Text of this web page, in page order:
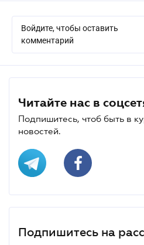
Войдите, чтобы оставить
комментарий
Читайте нас в
Подпишитесь, чтоб быть в
новостей.
Подпишитесь на